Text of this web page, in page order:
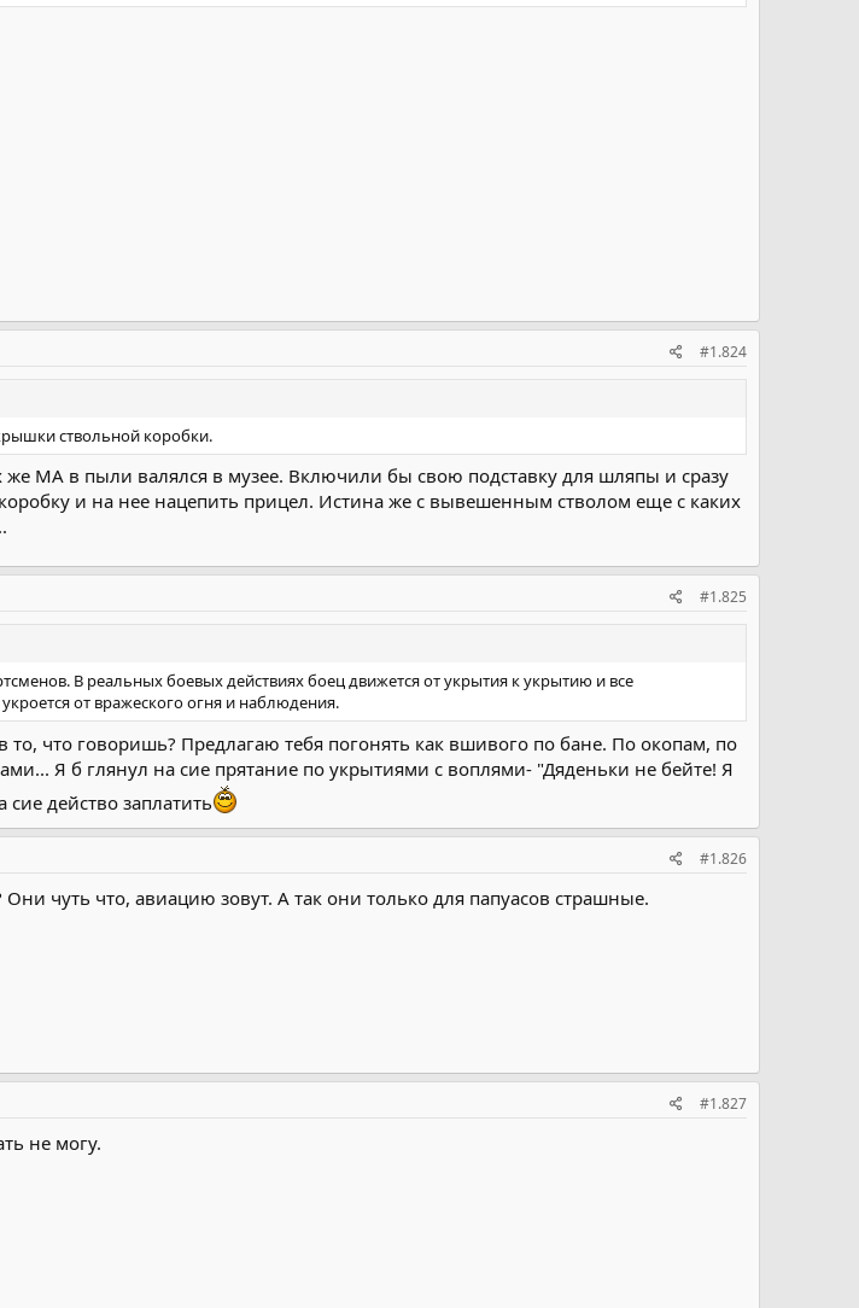
#1.824
ствольной коробки.
же МА в пыли валялся в музее. Включили бы свою подставку для шляпы и сразу
и на нее нацепить прицел. Истина же с вывешенным стволом еще с каких
#1.825
В реальных боевых действиях боец движется от укрытия к укрытию и все
от вражеского огня и наблюдения.
что говоришь? Предлагаю тебя погонять как вшивого по бане. По окопам, по
Я б глянул на сие прятание по укрытиями с воплями- "Дяденьки не бейте! Я
сие действо заплатить
#1.826
чуть что, авиацию зовут. А так они только для папуасов страшные.
#1.827
не могу.